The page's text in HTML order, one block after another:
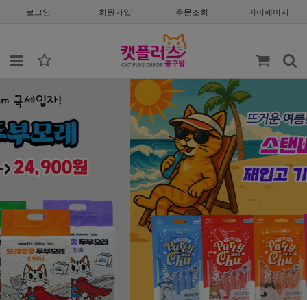
로그인 회원가입 주문조회 마이페이지